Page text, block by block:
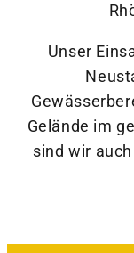
Unser
Gelände im
sind wir